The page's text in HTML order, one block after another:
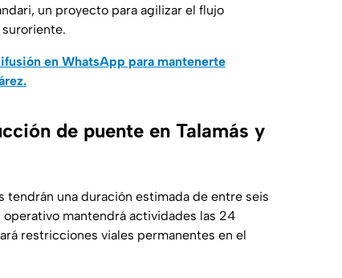
un proyecto para agilizar el flujo
en WhatsApp para mantenerte
de puente en Talamás y
una duración estimada de entre seis
operativo mantendrá actividades las 24
restricciones viales permanentes en el